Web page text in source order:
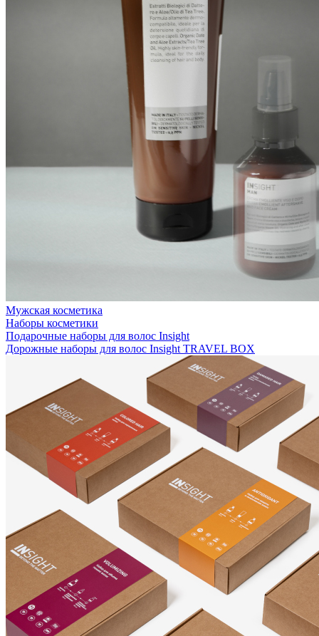
Мужская косметика
Наборы косметики
Подарочные наборы для волос Insight
Дорожные наборы для волос Insight TRAVEL BOX